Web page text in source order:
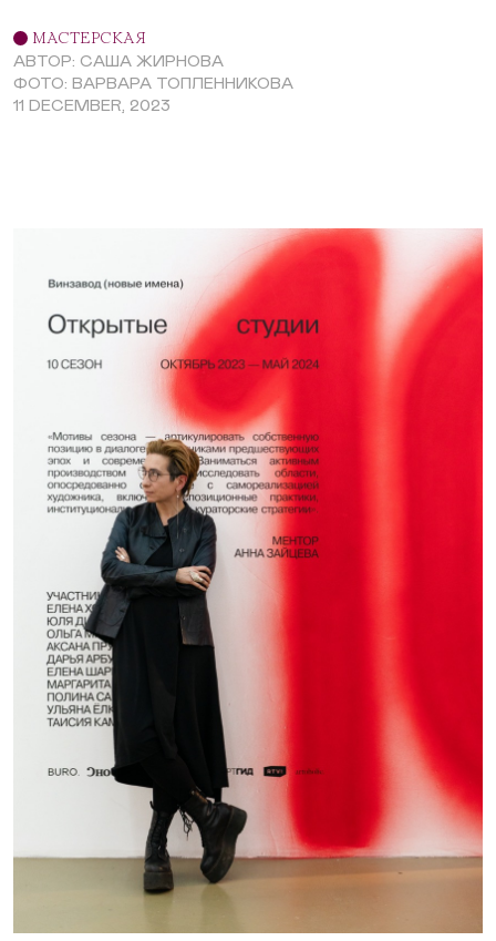
МАСТЕРСКАЯ
АВТОР: САША ЖИРНОВА
ФОТО: ВАРВАРА ТОПЛЕННИКОВА
11 DECEMBER, 2023